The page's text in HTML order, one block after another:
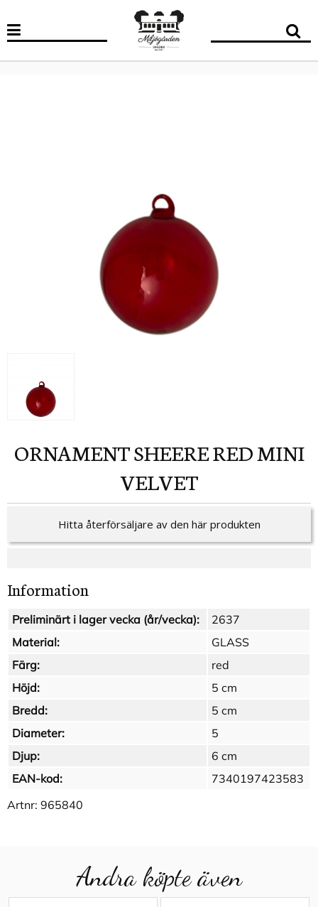
ORNAMENT SHEERE RED MINI
VELVET
Hitta återförsäljare av den här produkten
Information
Preliminärt i lager vecka (år/vecka):
2637
Material:
GLASS
Färg:
red
Höjd:
5 cm
Bredd:
5 cm
Diameter:
5
Djup:
6 cm
EAN-kod:
7340197423583
Artnr: 965840
Andra köpte även